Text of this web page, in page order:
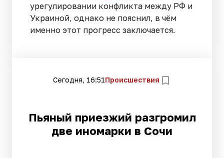
урегулировании конфликта между РФ и
Украиной, однако не пояснил, в чём
именно этот прогресс заключается.
Сегодня, 16:51Происшествия
Пьяный приезжий разгромил
две иномарки в Сочи